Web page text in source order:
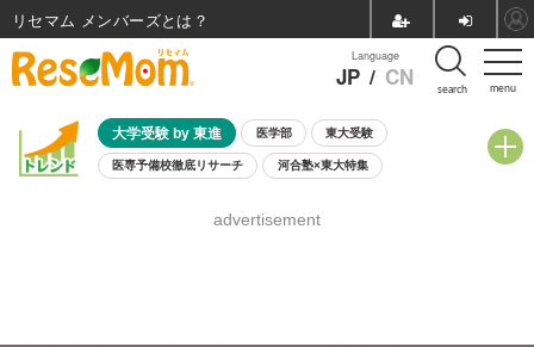
menu
Language
JP / CN search
大学受験 by 東進 医学部 東大受験
医専予備校徹底リサーチ 河合塾×東大特集
8月開催学校説明会・相談会
advertisement
リセマム メンバーズ